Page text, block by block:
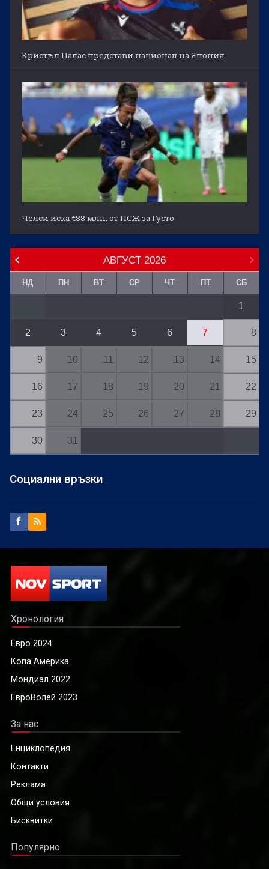
Кристъл Палас представи национал на Япония
Челси иска €88 млн. от ПСЖ за Густо
АВГУСТ 2026
НД ПН ВТ СР ЧТ ПТ СБ
1
2 3 4 5 6 7 8
9 10 11 12 13 14 15
16 17 18 19 20 21 22
23 24 25 26 27 28 29
30 31
Социални връзки
Хронология
Евро 2024
Копа Америка
Мондиал 2022
ЕвроВолей 2023
За нас
Енциклопедия
Контакти
Реклама
Общи условия
Бисквитки
Популярно